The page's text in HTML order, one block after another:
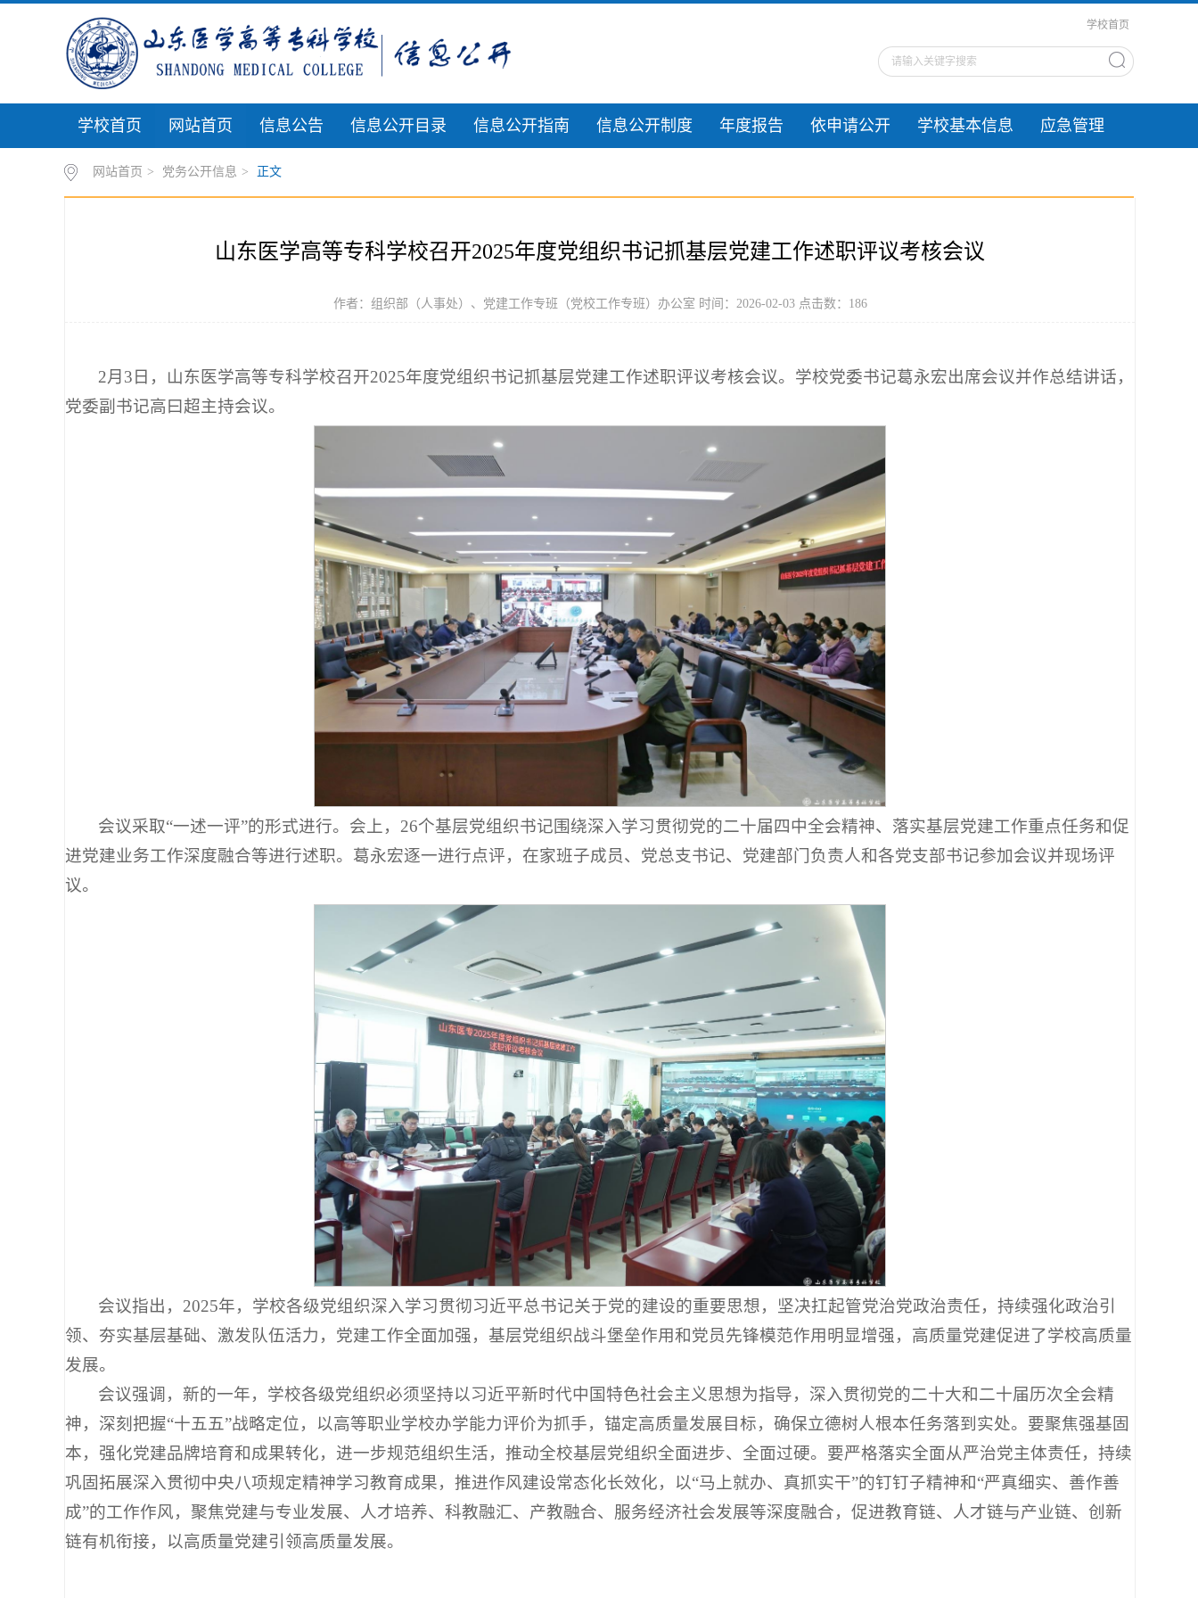
学校首页
学校首页 网站首页 信息公告 信息公开目录 信息公开指南 信息公开制度 年度报告 依申请公开 学校基本信息 应急管理
网站首页 > 党务公开信息 > 正文
山东医学高等专科学校召开2025年度党组织书记抓基层党建工作述职评议考核会议
作者：组织部（人事处）、党建工作专班（党校工作专班）办公室 时间：2026-02-03 点击数： 186
2月3日，山东医学高等专科学校召开2025年度党组织书记抓基层党建工作述职评议考核会议。学校党委书记葛永宏出席会议并作总结讲话，
党委副书记高曰超主持会议。
会议采取“一述一评”的形式进行。会上，26个基层党组织书记围绕深入学习贯彻党的二十届四中全会精神、落实基层党建工作重点任务和促
进党建业务工作深度融合等进行述职。葛永宏逐一进行点评，在家班子成员、党总支书记、党建部门负责人和各党支部书记参加会议并现场评
议。
会议指出，2025年，学校各级党组织深入学习贯彻习近平总书记关于党的建设的重要思想，坚决扛起管党治党政治责任，持续强化政治引
领、夯实基层基础、激发队伍活力，党建工作全面加强，基层党组织战斗堡垒作用和党员先锋模范作用明显增强，高质量党建促进了学校高质量
发展。
会议强调，新的一年，学校各级党组织必须坚持以习近平新时代中国特色社会主义思想为指导，深入贯彻党的二十大和二十届历次全会精
神，深刻把握“十五五”战略定位，以高等职业学校办学能力评价为抓手，锚定高质量发展目标，确保立德树人根本任务落到实处。要聚焦强基固
本，强化党建品牌培育和成果转化，进一步规范组织生活，推动全校基层党组织全面进步、全面过硬。要严格落实全面从严治党主体责任，持续
巩固拓展深入贯彻中央八项规定精神学习教育成果，推进作风建设常态化长效化，以“马上就办、真抓实干”的钉钉子精神和“严真细实、善作善
成”的工作作风，聚焦党建与专业发展、人才培养、科教融汇、产教融合、服务经济社会发展等深度融合，促进教育链、人才链与产业链、创新
链有机衔接，以高质量党建引领高质量发展。